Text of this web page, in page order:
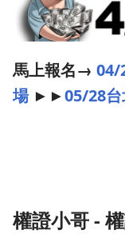
馬上報名→ 04/
場 ►►05/28
權證小哥 -